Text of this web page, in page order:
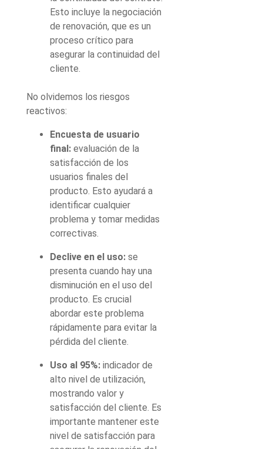
Esto incluye la negociación
de renovación, que es un
proceso crítico para
asegurar la continuidad del
cliente.
No olvidemos los riesgos
reactivos:
Encuesta de usuario
final: evaluación de la
satisfacción de los
usuarios finales del
producto. Esto ayudará a
identificar cualquier
problema y tomar medidas
correctivas.
Declive en el uso: se
presenta cuando hay una
disminución en el uso del
producto. Es crucial
abordar este problema
rápidamente para evitar la
pérdida del cliente.
Uso al 95%: indicador de
alto nivel de utilización,
mostrando valor y
satisfacción del cliente. Es
importante mantener este
nivel de satisfacción para